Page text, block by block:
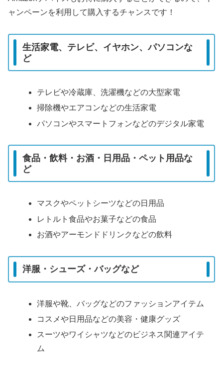
ャンペーンを利用して購入するチャンスです！
生活家電、テレビ、イヤホン、パソコンな
ど
テレビや冷蔵庫、洗濯機などの大型家電
掃除機やエアコンなどの生活家電
パソコンやスマートフォンなどのデジタル家電
食品・飲料・お酒・日用品・ペット用品な
ど
マスクやペットシーツなどの日用品
レトルト食品やお菓子などの食品
お酒やアーモンドドリンクなどの飲料
洋服・シューズ・バッグなど
洋服や靴、バッグなどのファッションアイテム
コスメや日用品などの美容・健康グッズ
スーツやワイシャツなどのビジネス関連アイテ
ム